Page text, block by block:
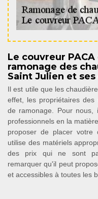
Le couvreur
ramonage des
Saint Julien et
Il est utile que les
effet, les propriétaires
de ramonage. Pour nous,
professionnels en la
proposer de placer votre
utilise des matériels
des prix qui ne sont
remarquer qu'il peut
et accessibles à toutes les